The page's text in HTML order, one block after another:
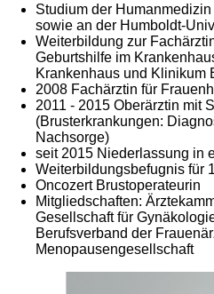
Studium der
sowie an der Humboldt-
Weiterbildung zur
Geburtshilfe im
Krankenhaus und Klinikum
2008 Fachärztin für
2011 - 2015 Oberärztin mit
(Brusterkrankungen:
Nachsorge)
seit 2015 Niederlassung in
Weiterbildungsbefugnis für
Oncozert Brustoperateurin
Mitgliedschaften:
Gesellschaft für
Berufsverband der
Menopausengesellschaft